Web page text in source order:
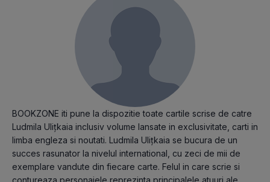
BOOKZONE iti pune la dispozitie toate cartile scrise de catre
Ludmila Ulițkaia inclusiv volume lansate in exclusivitate, carti in
limba engleza si noutati. Ludmila Ulițkaia se bucura de un
succes rasunator la nivelul international, cu zeci de mii de
exemplare vandute din fiecare carte. Felul in care scrie si
contureaza personajele reprezinta principalele atuuri ale